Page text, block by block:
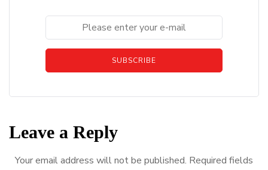
SUBSCRIBE
Leave a Reply
Your email address will not be published. Required fields